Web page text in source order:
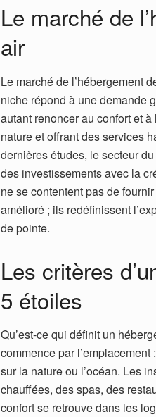
Le marché de
air
Le marché de l’hébergement
niche répond à une demande
autant renoncer au confort et
nature et offrant des services
dernières études, le secteur
des investissements avec la
ne se contentent pas de
amélioré ; ils redéfinissent
de pointe.
Les critères
5 étoiles
Qu’est-ce qui définit un
commence par
sur la nature ou l’océan. Les
chauffées, des spas, des
confort se retrouve dans les